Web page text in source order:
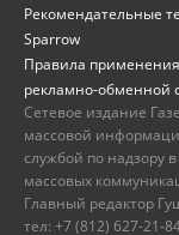
Рекомендательные
Sparrow
Правила
рекламно-обменной
Сетевое издание
массовой
службой по надзору
массовых
Главный редактор
тел: +7 (812) 627-21-